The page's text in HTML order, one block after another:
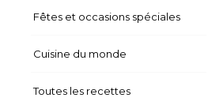
Fêtes et occasions spéciales
Cuisine du monde
Toutes les recettes